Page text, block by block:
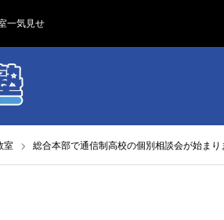
一気見せ
室 総合本部で通信制高校の個別相談会が始まり